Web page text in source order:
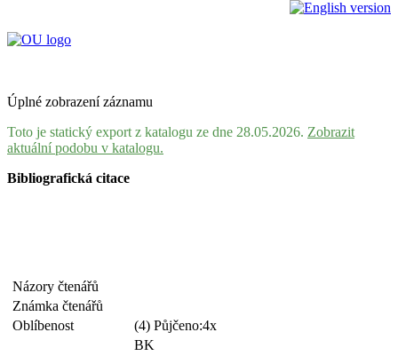
Úplné zobrazení záznamu
Toto je statický export z katalogu ze dne 28.05.2026. Zobrazit
aktuální podobu v katalogu.
Bibliografická citace
Názory čtenářů
Známka čtenářů
Oblíbenost
(4) Půjčeno:4x
BK